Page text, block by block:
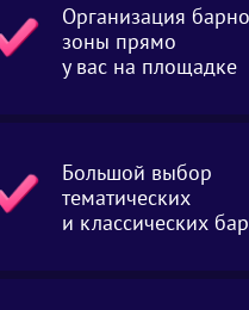
Организация
зоны прямо
у вас на площадке
Большой выбор
тематических
и классических